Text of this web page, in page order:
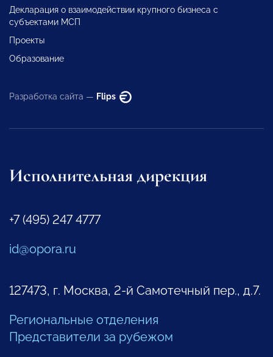
Декларация о взаимодействии крупного бизнеса с
субъектами МСП
Проекты
Образование
Разработка сайта — Flips
Исполнительная дирекция
+7 (495) 247 4777
id@opora.ru
127473, г. Москва, 2-й Самотечный пер., д.7.
Региональные отделения
Представители за рубежом